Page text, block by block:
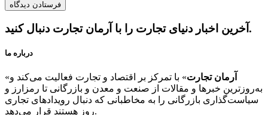
آخرین اخبار دنیای تجارت را با آرمان تجارت دنبال کنید.
درباره ما
« آرمان تجارت» با تمرکز بر اقتصاد و تجارت فعالیت می‌کند و
به‌روزترین خبرها و مقالات از صنعت و معدن و بازرگانی تا رمزارز و
سیاست‌گذاری بازرگانی را به مخاطبانی که دنبال رویدادهای تجاری
روز هستند قرار می‌دهد.